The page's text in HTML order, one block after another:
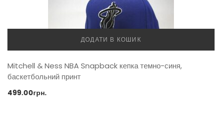
ДОДАТИ В КОШИК
Mitchell & Ness NBA Snapback кепка темно-синя,
баскетбольний принт
499.00грн.